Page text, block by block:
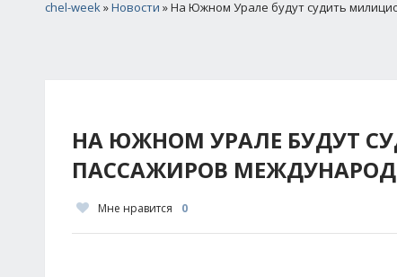
chel-week»Новости » На Южном Урале будут судить
НА ЮЖНОМ УРАЛЕ БУДУТ
ПАССАЖИРОВ
Мне нравится 0